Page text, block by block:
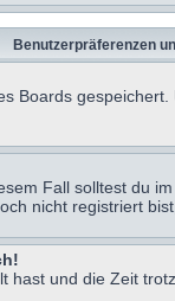
Benutzerpräferenzen
Fall solltest du
nicht registriert
und die Zeit